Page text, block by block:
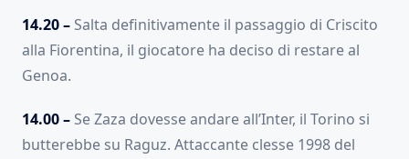
14.20 – Salta definitivamente il passaggio di Criscito
alla Fiorentina, il giocatore ha deciso di restare al
Genoa.
14.00 – Se Zaza dovesse andare all’Inter, il Torino si
butterebbe su Raguz. Attaccante clesse 1998 del